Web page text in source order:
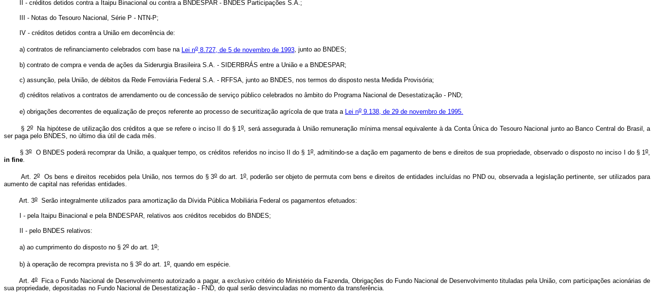
II - créditos detidos contra a Itaipu Binacional ou contra a BNDESPAR - BNDES Participações S.A.;
III - Notas do Tesouro Nacional, Série P - NTN-P;
IV - créditos detidos contra a União em decorrência de:
a) contratos de refinanciamento celebrados com base na Lei no 8.727, de 5 de novembro de 1993, junto ao BNDES;
b) contrato de compra e venda de ações da Siderurgia Brasileira S.A. - SIDERBRÁS entre a União e a BNDESPAR;
c) assunção, pela União, de débitos da Rede Ferroviária Federal S.A. - RFFSA, junto ao BNDES, nos termos do disposto nesta Medida Provisória;
d) créditos relativos a contratos de arrendamento ou de concessão de serviço público celebrados no âmbito do Programa Nacional de Desestatização - PND;
e) obrigações decorrentes de equalização de preços referente ao processo de securitização agrícola de que trata a Lei no 9.138, de 29 de novembro de 1995.
§ 2oNa hipótese de utilização dos créditos a que se refere o inciso II do § 1o, será assegurada à União remuneração mínima mensal equivalente à da Conta Única do Tesouro Nacional junto ao Banco Central do Brasil, a
ser paga pelo BNDES, no último dia útil de cada mês.
§ 3oO BNDES poderá recomprar da União, a qualquer tempo, os créditos referidos no inciso II do § 1o, admitindo-se a dação em pagamento de bens e direitos de sua propriedade, observado o disposto no inciso I do § 1o,
in fine.
Art. 2oOs bens e direitos recebidos pela União, nos termos do § 3odo art. 1o, poderão ser objeto de permuta com bens e direitos de entidades incluídas no PND ou, observada a legislação pertinente, ser utilizados para
aumento de capital nas referidas entidades.
Art. 3o Serão integralmente utilizados para amortização da Dívida Pública Mobiliária Federal os pagamentos efetuados:
I - pela Itaipu Binacional e pela BNDESPAR, relativos aos créditos recebidos do BNDES;
II - pelo BNDES relativos:
a) ao cumprimento do disposto no § 2o do art. 1o;
b) à operação de recompra prevista no § 3o do art. 1 o , quando em espécie.
Art. 4oFica o Fundo Nacional de Desenvolvimento autorizado a pagar, a exclusivo critério do Ministério da Fazenda, Obrigações do Fundo Nacional de Desenvolvimento tituladas pela União, com participações acionárias de
sua propriedade, depositadas no Fundo Nacional de Desestatização - FND, do qual serão desvinculadas no momento da transferência.